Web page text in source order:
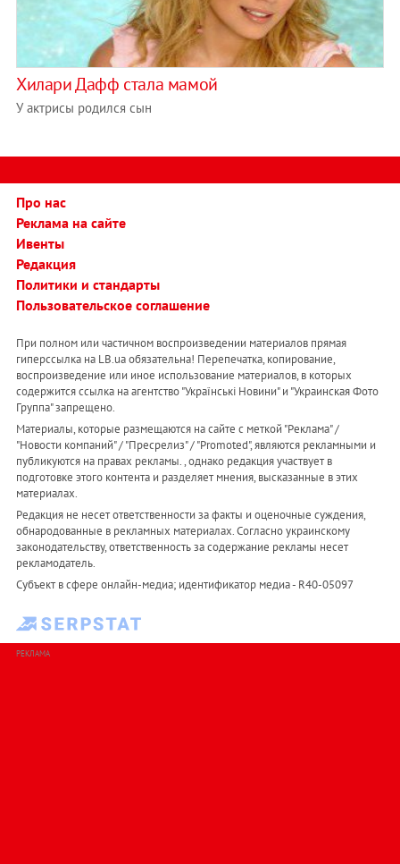
Хилари Дафф стала мамой
У актрисы родился сын
Про нас
Реклама на сайте
Ивенты
Редакция
Политики и стандарты
Пользовательское соглашение
При полном или частичном воспроизведении материалов прямая
гиперссылка на LB.ua обязательна! Перепечатка, копирование,
воспроизведение или иное использование материалов, в которых
содержится ссылка на агентство "Українськi Новини" и "Украинская Фото
Группа" запрещено.
Материалы, которые размещаются на сайте с меткой "Реклама" /
"Новости компаний" / "Пресрелиз" / "Promoted", являются рекламными и
публикуются на правах рекламы. , однако редакция участвует в
подготовке этого контента и разделяет мнения, высказанные в этих
материалах.
Редакция не несет ответственности за факты и оценочные суждения,
обнародованные в рекламных материалах. Согласно украинскому
законодательству, ответственность за содержание рекламы несет
рекламодатель.
Субъект в сфере онлайн-медиа; идентификатор медиа - R40-05097
РЕКЛАМА